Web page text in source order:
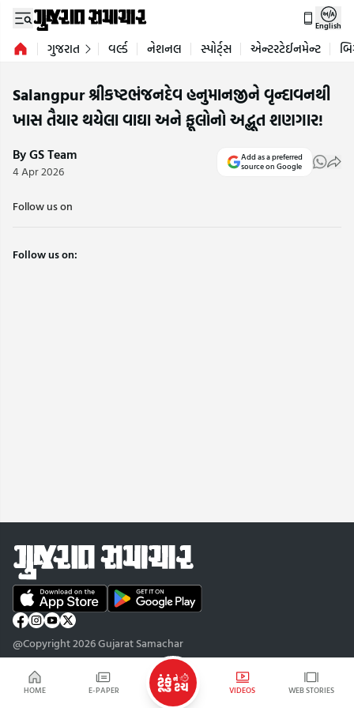
HOME E-PAPER VIDEOS WEB STORIES
English
ગુજરાત વર્લ્ડ નેશનલ સ્પોર્ટ્સ એન્ટરટેઈનમેન્ટ
Salangpur શ્રીકષ્ટભંજનદેવ હનુમાનજીને વૃન્દાવનથી
ખાસ તૈયાર થયેલા વાઘા અને ફૂલોનો અદ્ભૂત શણગાર!
By GS Team
4 Apr 2026
Add as a preferred
source on Google
Follow us on
Follow us on:
@Copyright 2026 Gujarat Samachar